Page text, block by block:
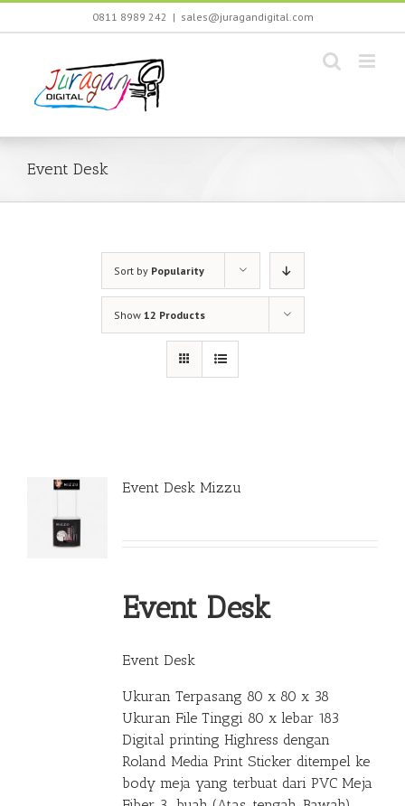
Skip
0811 8989 242 | sales@juragandigital.com
Event Desk
Sort by Popularity
Show 12 Products
Event Desk Mizzu
Event Desk
Event Desk
Ukuran Terpasang 80 x 80 x 38
Ukuran File Tinggi 80 x lebar 183
Digital printing Highress dengan
Roland Media Print Sticker ditempel ke
body meja yang terbuat dari PVC Meja